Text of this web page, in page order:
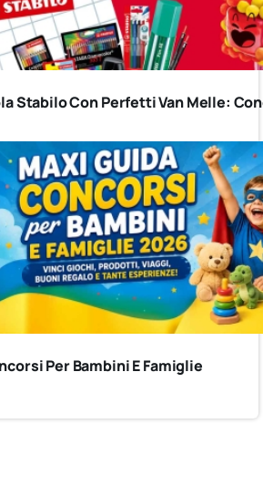
Stabilo Con Perfetti Van Melle:
Per Bambini E Famiglie